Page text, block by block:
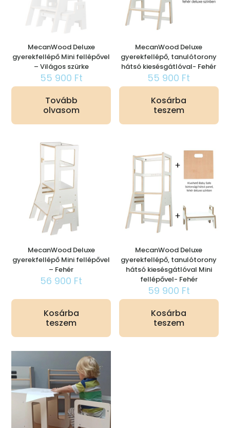
MecanWood Deluxe
gyerekfellépő Mini fellépővel
– Világos szürke
55 900 Ft
Tovább
olvasom
MecanWood Deluxe
gyerekfellépő, tanulótorony
hátsó kiesésgátlóval- Fehér
55 900 Ft
Kosárba
teszem
MecanWood Deluxe
gyerekfellépő Mini fellépővel
– Fehér
56 900 Ft
Kosárba
teszem
MecanWood Deluxe
gyerekfellépő, tanulótorony
hátsó kiesésgátlóval Mini
fellépővel- Fehér
59 900 Ft
Kosárba
teszem